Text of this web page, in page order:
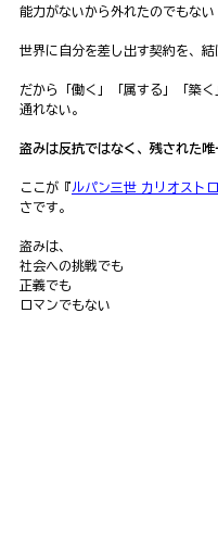
能力がないから外れたのでもない
世界に自分を差し出す契約を、結
だから「働く」「属する」「築
通れない。
盗みは反抗ではなく、残された
ここが『ルパン三世 カリオスト
さです。
盗みは、
社会への挑戦でも
正義でも
ロマンでもない